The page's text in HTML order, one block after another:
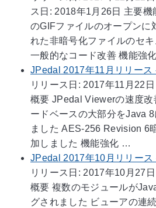
ス日: 2018年1月26日 主要
のGIFファイルのオープンに
れた非暗号化ファイルのセ
一般的なコード改善 機能強
JPedal 2017年11月リリース
リリース日: 2017年11月22
概要 JPedal Viewerの速度改
ードベースの大部分をJava
ました AES-256 Revision 6
加しました 機能強化 …
JPedal 2017年10月リリース
リリース日: 2017年10月27
概要 複数のモジュールが
グされました ビューアの連